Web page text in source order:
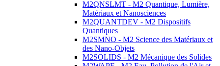
M2QNSLMT - M2 Quantique, Lumière,
Matériaux et Nanosciences
M2QUANTDEV - M2 Dispositifs
Quantiques
M2SMNO - M2 Science des Matériaux et
des Nano-Objets
M2SOLIDS - M2 Mécanique des Solides